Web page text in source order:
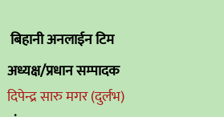
बिहानी अनलाईन टिम
अध्यक्ष/प्रधान सम्पादक
दिपेन्द्र सारु मगर (दुर्लभ)